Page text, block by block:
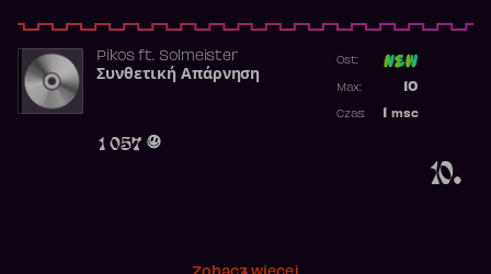
10.
Pikosft. Solmeister
Συνθετική Απάρνηση
1 057
Ost:
10
Max:
msc
Czas: